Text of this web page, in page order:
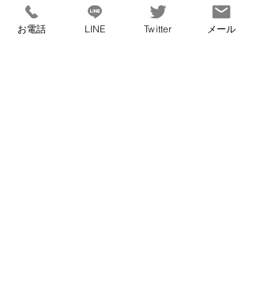
お電話 LINE Twitter メール